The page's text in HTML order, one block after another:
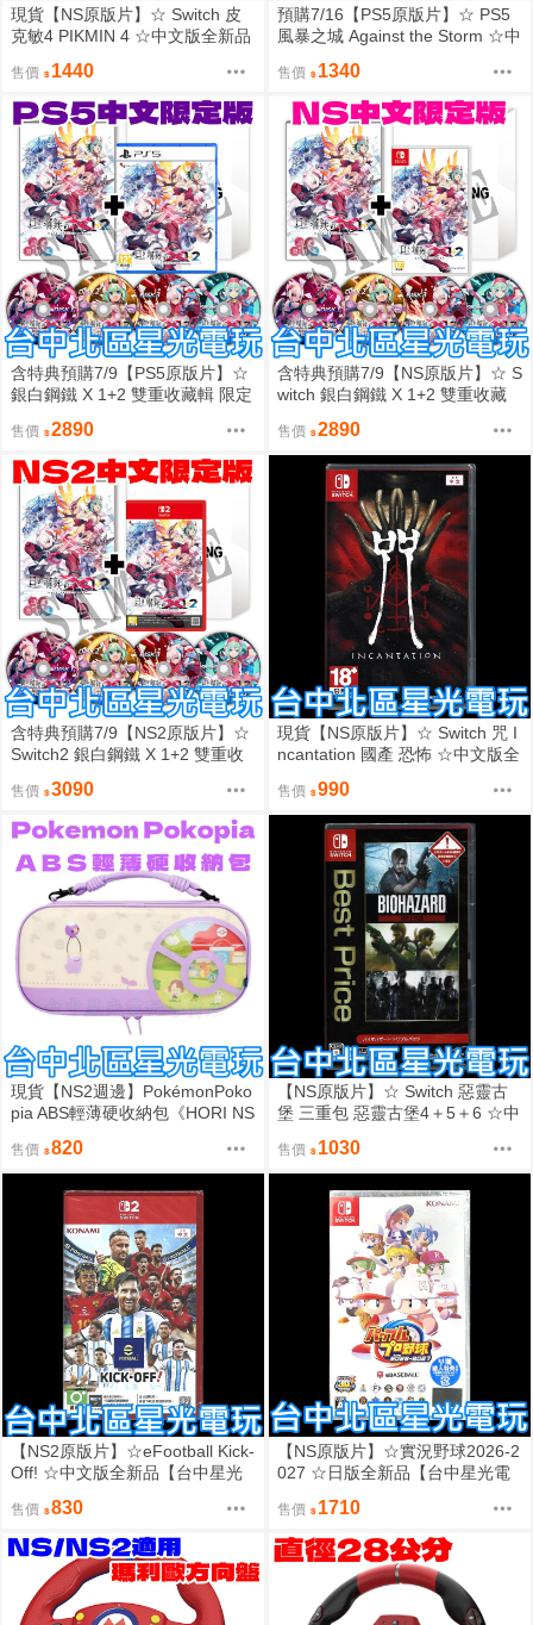
現貨【NS原版片】☆ Switch 皮
克敏4 PIKMIN 4 ☆中文版全新品
售價 1440
預購7/16【PS5原版片】☆ PS5
風暴之城 Against the Storm ☆中
售價 1340
含特典預購7/9【PS5原版片】☆
銀白鋼鐵 X 1+2 雙重收藏輯 限定
光】
售價 2890
含特典預購7/9【NS原版片】☆ S
witch 銀白鋼鐵 X 1+2 雙重收藏
品【星光】
售價 2890
含特典預購7/9【NS2原版片】☆
Switch2 銀白鋼鐵 X 1+2 雙重收
光】
售價 3090
現貨【NS原版片】☆ Switch 咒 I
ncantation 國產 恐怖 ☆中文版全
售價 990
現貨【NS2週邊】PokémonPoko
pia ABS輕薄硬收納包《HORI NS
售價 820
【NS原版片】☆ Switch 惡靈古
堡 三重包 惡靈古堡4＋5＋6 ☆中
售價 1030
【NS2原版片】☆eFootball Kick-
Off! ☆中文版全新品【台中星光
售價 830
【NS原版片】☆實況野球2026-2
027 ☆日版全新品【台中星光電
售價 1710